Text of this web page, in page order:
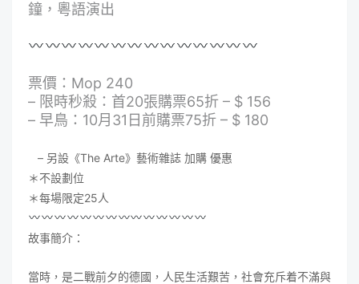
鐘，粵語演出
票價：Mop 240
– 限時秒殺：首20張購票65折 – $ 156
– 早鳥：10月31日前購票75折 – $ 180
– 另設《The Arte》藝術雜誌 加購 優惠
＊不設劃位
＊每場限定25人
故事簡介：
當時，是二戰前夕的德國，人民生活艱苦，社會充斥着不滿與